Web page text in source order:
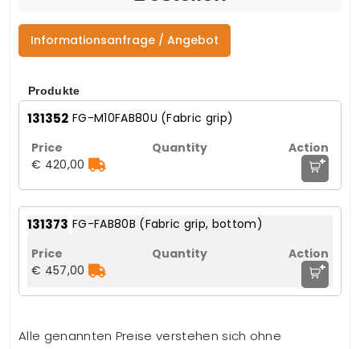
Informationsanfrage / Angebot
Produkte
131352 FG-M10FAB80U (Fabric grip)
€ 420,00 +
131373 FG-FAB80B (Fabric grip, bottom)
€ 457,00 +
Alle genannten Preise verstehen sich ohne